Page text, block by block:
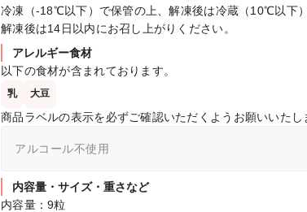
冷凍（-18℃以下）で保管の上、解凍後は冷蔵（10℃以下
解凍後は14日以内にお召し上がりください。
アレルギー食材
以下の食材が含まれております。
乳 大豆
商品ラベルの表示を必ずご確認いただくようお願いいたし
アルコール不使用
内容量・サイズ・重さなど
内容量：9粒